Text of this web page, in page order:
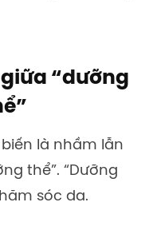
“dưỡng
là nhầm lẫn
thể”. “Dưỡng
sóc da.